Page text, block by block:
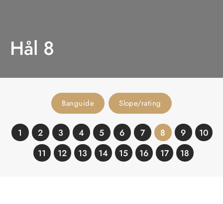
Hål 8
Banguide Slope/rating
1 2 3 4 5 6 7 8 9
10
11
12 13 14 15 16 17 18